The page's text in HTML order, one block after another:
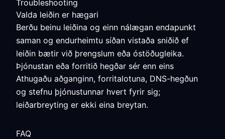
Troubleshooting
Valda leiðin er hægari
Berðu beinu leiðina og einn nálægan endapunkt
saman og endurheimtu síðan vistaða sniðið ef
leiðin bætir við þrengslum eða óstöðugleika.
Þjónustan eða forritið hegðar sér enn eins
Athugaðu aðganginn, forritalotuna, DNS-hegðun
og stefnu þjónustunnar hvert fyrir sig;
leiðarbreyting er ekki eina breytan.
FAQ